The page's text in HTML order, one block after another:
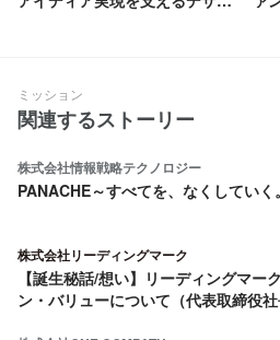
ミッション
関連するストーリー
株式会社情報戦略テクノロジー
PANACHE～すべてを、なくしていく
株式会社リーディングマーク
【誕生秘話/想い】リーディングマー
ン・バリューについて（代表取締役